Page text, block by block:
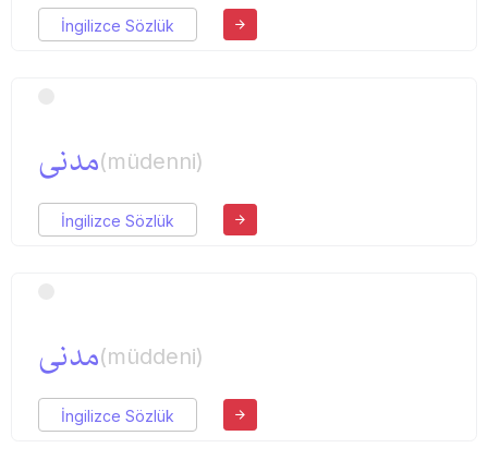
İngilizce Sözlük
مدنی(müdenni)
İngilizce Sözlük
مدنی(müddeni)
İngilizce Sözlük